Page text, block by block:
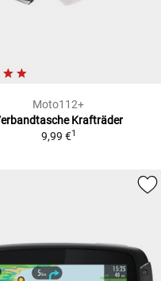
Moto112+
Krafträder
9,99 €1